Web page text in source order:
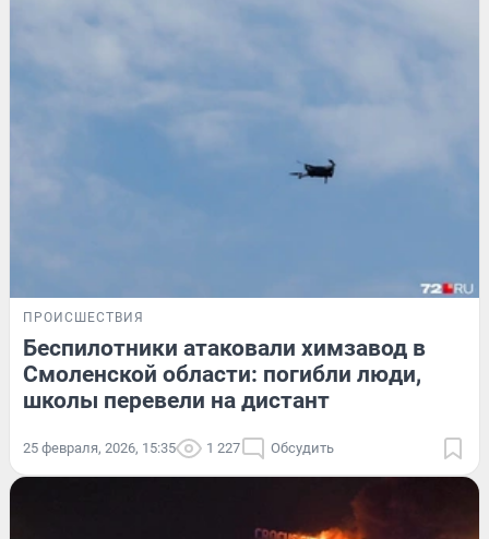
ПРОИСШЕСТВИЯ
Беспилотники атаковали химзавод в
Смоленской области: погибли люди,
школы перевели на дистант
25 февраля, 2026, 15:35 1 227 Обсудить